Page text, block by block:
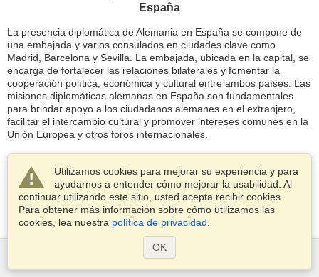
España
La presencia diplomática de Alemania en España se compone de
una embajada y varios consulados en ciudades clave como
Madrid, Barcelona y Sevilla. La embajada, ubicada en la capital, se
encarga de fortalecer las relaciones bilaterales y fomentar la
cooperación política, económica y cultural entre ambos países. Las
misiones diplomáticas alemanas en España son fundamentales
para brindar apoyo a los ciudadanos alemanes en el extranjero,
facilitar el intercambio cultural y promover intereses comunes en la
Unión Europea y otros foros internacionales.
Utilizamos cookies para mejorar su experiencia y para
ayudarnos a entender cómo mejorar la usabilidad. Al
continuar utilizando este sitio, usted acepta recibir cookies.
Para obtener más información sobre cómo utilizamos las
cookies, lea nuestra política de privacidad
OK